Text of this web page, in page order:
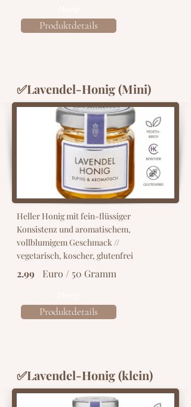
Produktdetails
✅Lavendel-Honig (Mini)
Heller Honig mit fein-flüssiger
Konsistenz und aromatischem,
vollblumigem Geschmack //
vegetarisch, koscher, glutenfrei
2.99 Euro / 50 Gramm
Produktdetails
✅Lavendel-Honig (klein)